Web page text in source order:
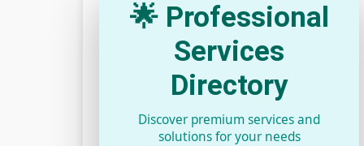
🌟 Professional
Services
Directory
Discover premium services and
solutions for your needs